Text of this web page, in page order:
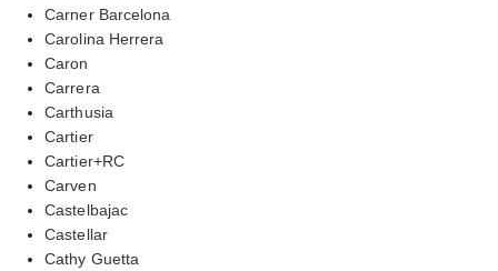
Carner Barcelona
Carolina Herrera
Caron
Carrera
Carthusia
Cartier
Cartier+RC
Carven
Castelbajac
Castellar
Cathy Guetta